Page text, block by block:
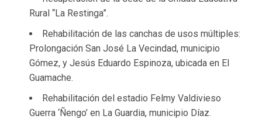
Rural “La Restinga”.
Rehabilitación de las canchas de usos múltiples:
Prolongación San José La Vecindad, municipio
Gómez, y Jesús Eduardo Espinoza, ubicada en El
Guamache.
Rehabilitación del estadio Felmy Valdivieso
Guerra ‘Ñengo’ en La Guardia, municipio Díaz.